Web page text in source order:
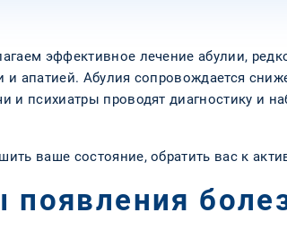
эффективное лечение абулии,
и апатией. Абулия сопровождается
и психиатры проводят диагностику и
ваше состояние, обратить вас к
появления